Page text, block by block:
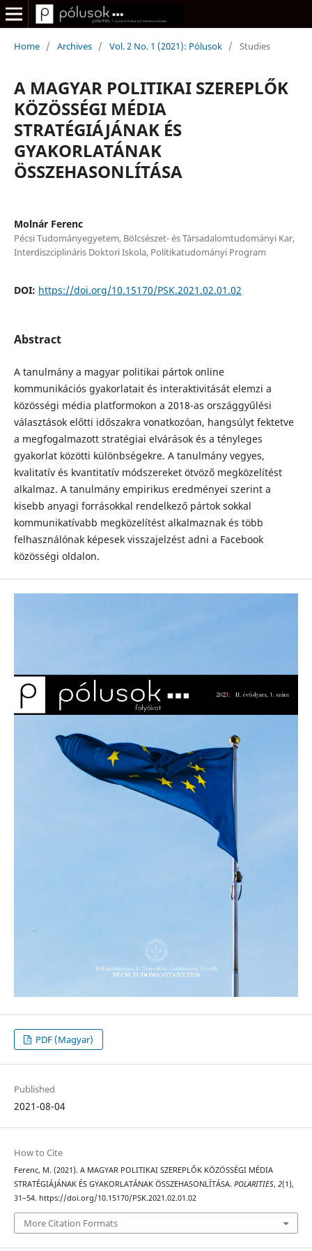
Home / Archives / Vol. 2 No. 1 (2021): Pólusok / Studies
A MAGYAR POLITIKAI SZEREPLŐK
KÖZÖSSÉGI MÉDIA
STRATÉGIÁJÁNAK ÉS
GYAKORLATÁNAK
ÖSSZEHASONLÍTÁSA
Molnár Ferenc
Pécsi Tudományegyetem, Bölcsészet- és Társadalomtudományi Kar,
Interdiszciplináris Doktori Iskola, Politikatudományi Program
DOI: https://doi.org/10.15170/PSK.2021.02.01.02
Abstract
A tanulmány a magyar politikai pártok online
kommunikációs gyakorlatait és interaktivitását elemzi a
közösségi média platformokon a 2018-as országgyűlési
választások előtti időszakra vonatkozóan, hangsúlyt fektetve
a megfogalmazott stratégiai elvárások és a tényleges
gyakorlat közötti különbségekre. A tanulmány vegyes,
kvalitatív és kvantitatív módszereket ötvöző megközelítést
alkalmaz. A tanulmány empirikus eredményei szerint a
kisebb anyagi forrásokkal rendelkező pártok sokkal
kommunikatívabb megközelítést alkalmaznak és több
felhasználónak képesek visszajelzést adni a Facebook
közösségi oldalon.
PDF (Magyar)
Published
2021-08-04
How to Cite
Ferenc, M. (2021). A MAGYAR POLITIKAI SZEREPLŐK KÖZÖSSÉGI MÉDIA
STRATÉGIÁJÁNAK ÉS GYAKORLATÁNAK ÖSSZEHASONLÍTÁSA. POLARITIES, 2(1),
31–54. https://doi.org/10.15170/PSK.2021.02.01.02
More Citation Formats